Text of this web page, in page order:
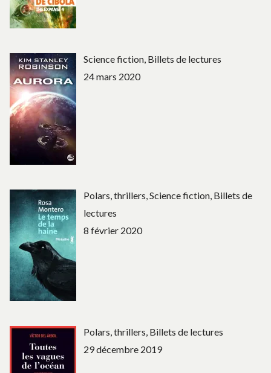
Science fiction, Billets de lectures
24 mars 2020
Polars, thrillers, Science fiction, Billets de
lectures
8 février 2020
Polars, thrillers, Billets de lectures
29 décembre 2019